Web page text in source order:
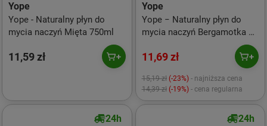
Yope
Yope - Naturalny płyn do
mycia naczyń Mięta 750ml
11,59 zł
Yope
Yope − Naturalny płyn do
mycia naczyń Bergamotka −
11,69 zł
15,19 zł (-23%) - najniższa cena
14,39 zł (-19%) - cena regularna
24h 24h